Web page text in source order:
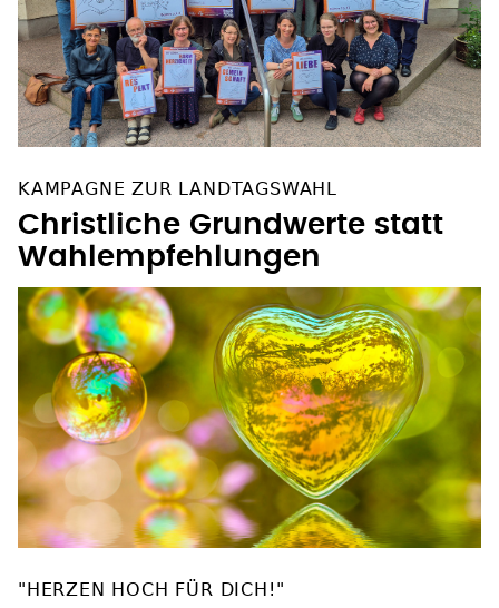
KAMPAGNE ZUR LANDTAGSWAHL
Christliche Grundwerte statt
Wahlempfehlungen
"HERZEN HOCH FÜR DICH!"